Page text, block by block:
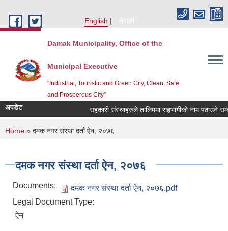
English
नेपाली
Damak Municipality, Office of the
Municipal Executive
"Industrial, Touristic and Green City, Clean, Safe
and Prosperous City”
अपडेट सहकारी संस्थाहरुले तालिममा सहभागीको नाम पठाउने
You are here
Home » दमक नगर संस्था दर्ता ऐन, २०७६
दमक नगर संस्था दर्ता ऐन, २०७६
Documents:
दमक नगर संस्था दर्ता ऐन, २०७६.pdf
Legal Document Type:
ऐन